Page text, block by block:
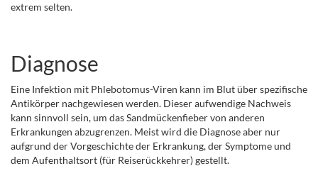
extrem selten.
Diagnose
Eine Infektion mit Phlebotomus-Viren kann im Blut über spezifische
Antikörper nachgewiesen werden. Dieser aufwendige Nachweis
kann sinnvoll sein, um das Sandmückenfieber von anderen
Erkrankungen abzugrenzen. Meist wird die Diagnose aber nur
aufgrund der Vorgeschichte der Erkrankung, der Symptome und
dem Aufenthaltsort (für Reiserückkehrer) gestellt.